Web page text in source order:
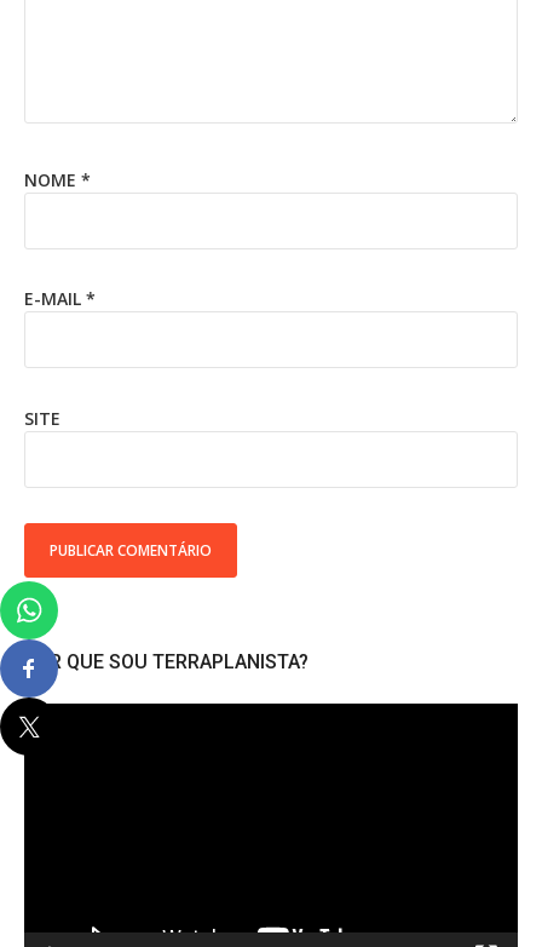
NOME *
E-MAIL *
SITE
POR QUE SOU TERRAPLANISTA?
Tocador
de